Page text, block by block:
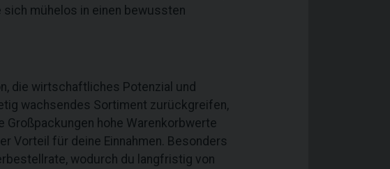
mühelos in einen bewussten
die wirtschaftliches Potenzial und
wachsendes Sortiment zurückgreifen,
hohe Warenkorbwerte
Vorteil für deine Einnahmen. Besonders
wodurch du langfristig von